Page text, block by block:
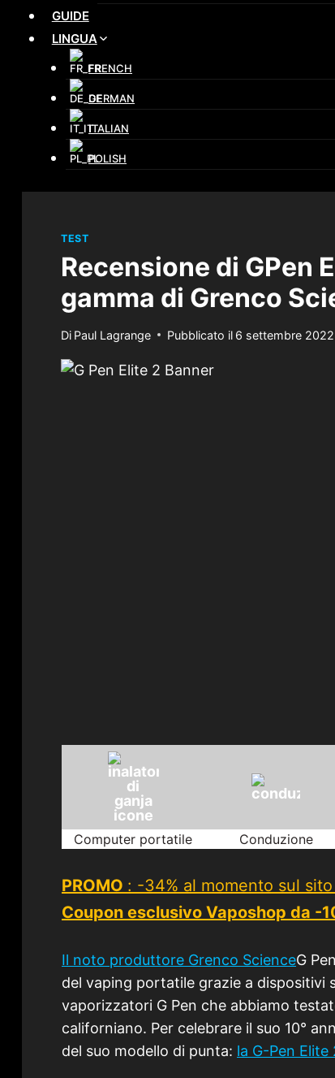
GUIDE
LINGUA
FRENCH
GERMAN
ITALIAN
POLISH
TEST
Recensione di GPen
gamma di Grenco
Di Paul Lagrange Pubblicato il 6 settembre 2022
Computer portatile Conduzione
PROMO : -34% al momento sul
Coupon esclusivo Vaposhop da -
Il noto produttore Grenco ScienceG
del vaping portatile grazie a dispositivi
vaporizzatori G Pen che abbiamo
californiano. Per celebrare il suo 10°
del suo modello di punta: la G-Pen Elite